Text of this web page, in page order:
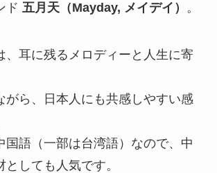
ド 五月天（Mayday, メイデイ） 。
、耳に残るメロディーと人生に寄
がら、日本人にも共感しやすい感
国語（一部は台湾語）なので、中
しても人気です。